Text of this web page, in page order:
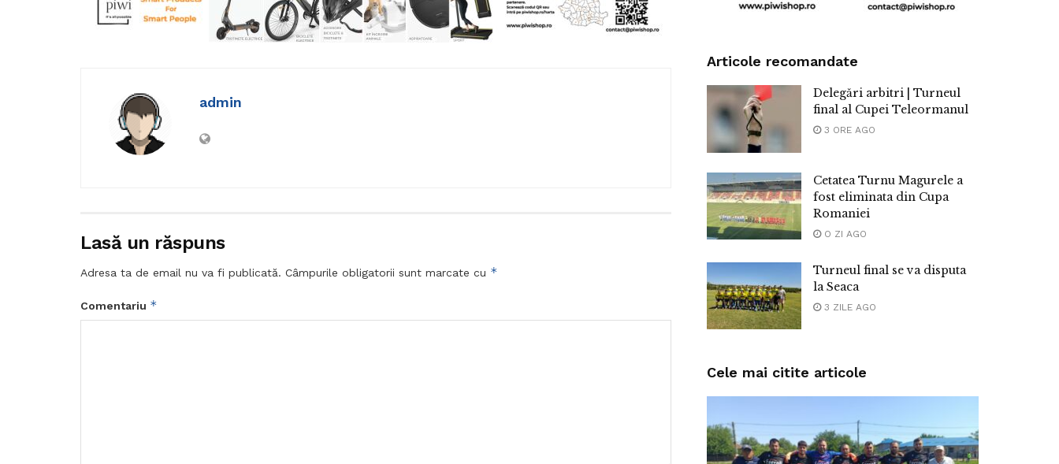
admin
Lasă un răspuns
Adresa ta de email nu va fi publicată. Câmpurile obligatorii sunt marcate cu *
Comentariu *
Articole recomandate
Delegări arbitri | Turneul
final al Cupei Teleormanul
3 ORE AGO
Cetatea Turnu Magurele a
fost eliminata din Cupa
Romaniei
O ZI AGO
Turneul final se va disputa
la Seaca
3 ZILE AGO
Cele mai citite articole